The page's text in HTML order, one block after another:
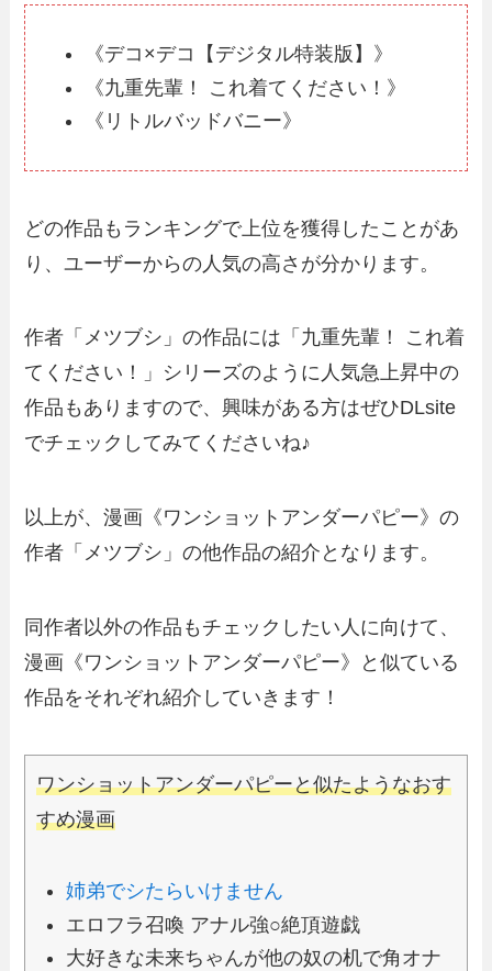
《デコ×デコ【デジタル特装版】》
《九重先輩！ これ着てください！》
《リトルバッドバニー》
どの作品もランキングで上位を獲得したことがあ
り、ユーザーからの人気の高さが分かります。
作者「メツブシ」の作品には「九重先輩！ これ着
てください！」シリーズのように人気急上昇中の
作品もありますので、興味がある方はぜひDLsite
でチェックしてみてくださいね♪
以上が、漫画《ワンショットアンダーパピー》の
作者「メツブシ」の他作品の紹介となります。
同作者以外の作品もチェックしたい人に向けて、
漫画《ワンショットアンダーパピー》と似ている
作品をそれぞれ紹介していきます！
ワンショットアンダーパピーと似たようなおす
すめ漫画
姉弟でシたらいけません
エロフラ召喚 アナル強○絶頂遊戯
大好きな未来ちゃんが他の奴の机で角オナ